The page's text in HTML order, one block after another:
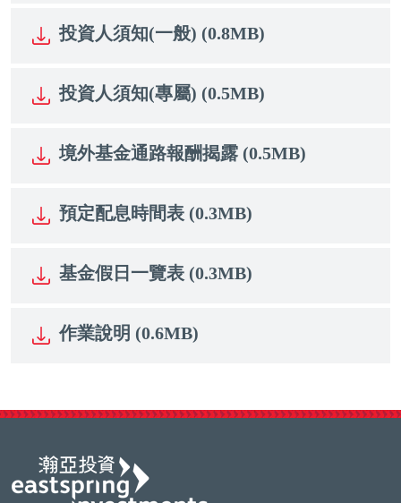
投資人須知(一般) (0.8MB)
投資人須知(專屬) (0.5MB)
境外基金通路報酬揭露 (0.5MB)
預定配息時間表 (0.3MB)
基金假日一覽表 (0.3MB)
作業說明 (0.6MB)